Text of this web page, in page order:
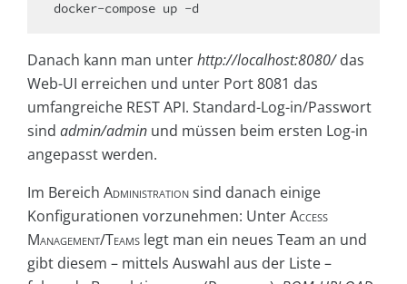
Danach kann man unterhttp://localhost:8080/das
Web-UI erreichen und unter Port 8081 das
umfangreiche REST API. Standard-Log-in/Passwort
sind admin/admin und müssen beim ersten Log-in
angepasst werden.
Im Bereich Administrationsind danach einige
Konfigurationen vorzunehmen: UnterAccess
Management/Teams legt man ein neues Team an und
gibt diesem – mittels Auswahl aus der Liste –